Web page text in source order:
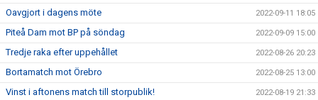
Oavgjort i dagens möte 2022-09-11 18:05
Piteå Dam mot BP på söndag 2022-09-09 15:00
Tredje raka efter uppehållet 2022-08-26 20:23
Bortamatch mot Örebro 2022-08-25 13:00
Vinst i aftonens match till storpublik! 2022-08-19 21:33